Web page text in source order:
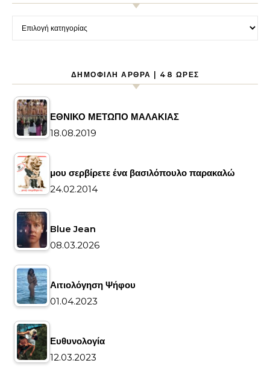
Kατηγορίες
ΔΗΜΟΦΙΛΉ ΆΡΘΡΑ | 48 ΏΡΕΣ
ΕΘΝΙΚΟ ΜΕΤΩΠΟ ΜΑΛΑΚΙΑΣ
18.08.2019
μου σερβίρετε ένα βασιλόπουλο παρακαλώ
24.02.2014
Blue Jean
08.03.2026
Αιτιολόγηση Ψήφου
01.04.2023
Ευθυνολογία
12.03.2023